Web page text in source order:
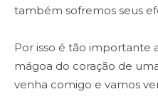
também sofremos seus
Por isso é tão importante
mágoa do coração de
venha comigo e vamos